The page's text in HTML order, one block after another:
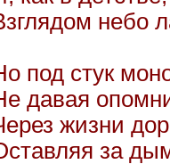
небо
под стук
давая
жизни
за